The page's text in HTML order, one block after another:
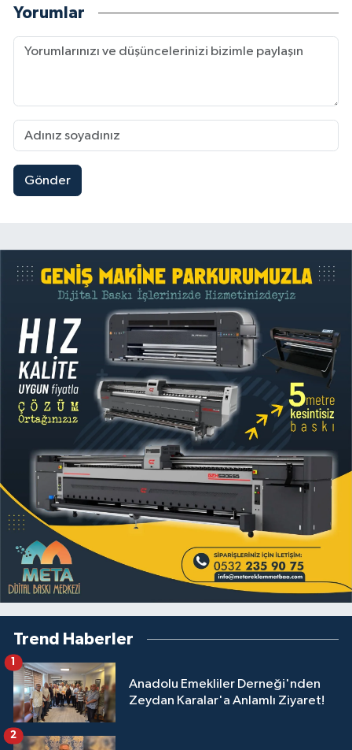
Yorumlar
Gönder
Trend Haberler
Anadolu Emekliler Derneği'nden
Zeydan Karalar'a Anlamlı Ziyaret!
1
2